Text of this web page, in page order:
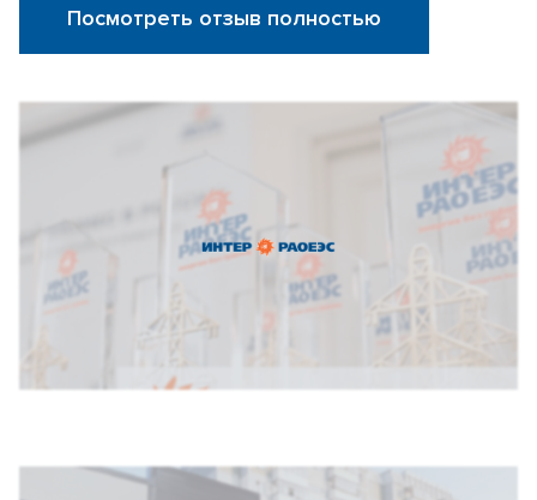
Посмотреть отзыв полностью